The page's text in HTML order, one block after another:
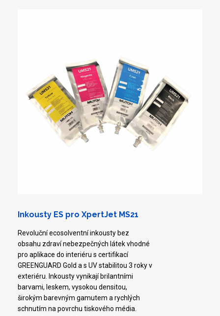
Inkousty ES pro XpertJet MS21
Revoluční ecosolventní inkousty bez
obsahu zdraví nebezpečných látek vhodné
pro aplikace do interiéru s certifikací
GREENGUARD Gold a s UV stabilitou 3 roky v
exteriéru. Inkousty vynikají brilantními
barvami, leskem, vysokou densitou,
širokým barevným gamutem a rychlých
schnutím na povrchu tiskového média.